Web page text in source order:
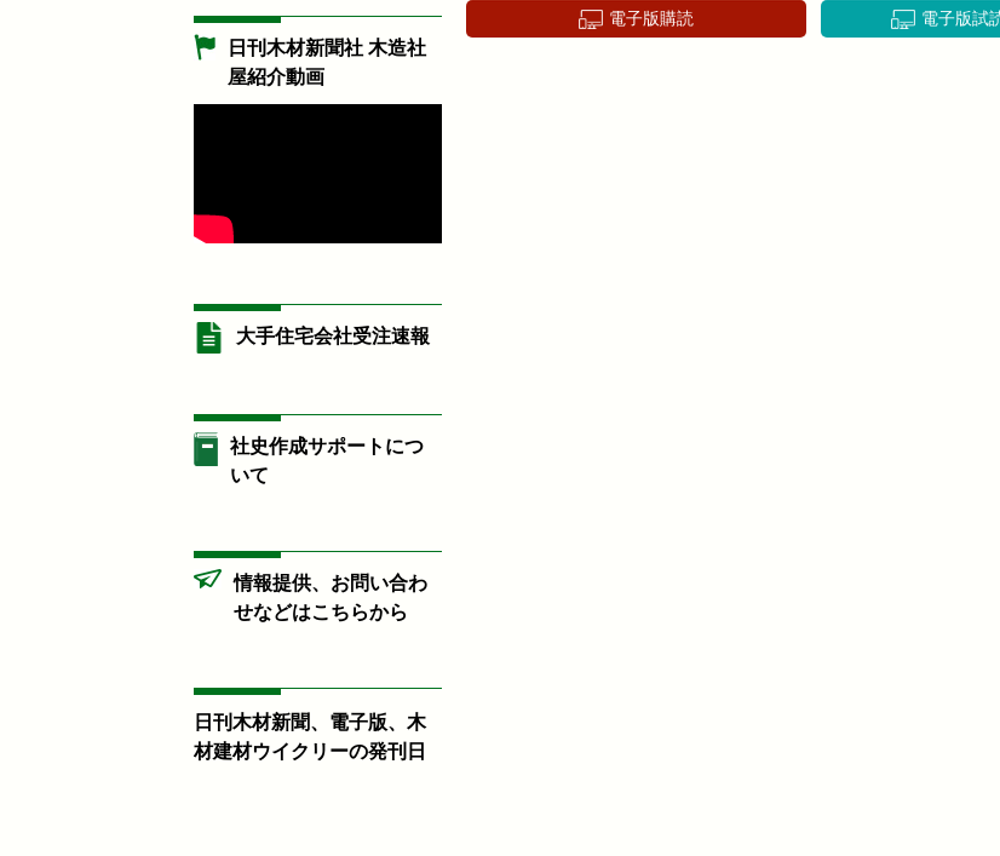
電子版購読 電子版試
日刊木材新聞社 木造社
屋紹介動画
大手住宅会社受注速報
社史作成サポートにつ
いて
情報提供、お問い合わ
せなどはこちらから
日刊木材新聞、電子版、木
材建材ウイクリーの発刊日